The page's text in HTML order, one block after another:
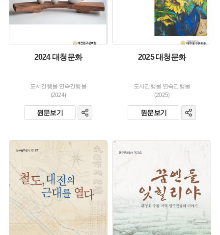
2024 대청문화
도서간행물 연속간행물
(2024)
원문보기
2025 대청문화
도서간행물 연속간행물
(2025)
원문보기
유형 :
생산 :
소장 :